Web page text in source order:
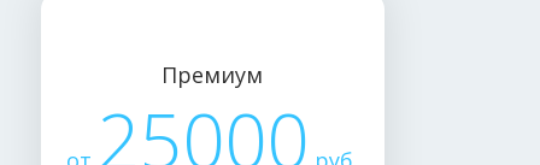
Премиум
25000